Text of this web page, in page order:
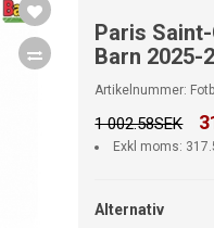
Paris
Barn 2025-
Artikelnummer:
1 002.58SEK
Exkl moms:
Alternativ